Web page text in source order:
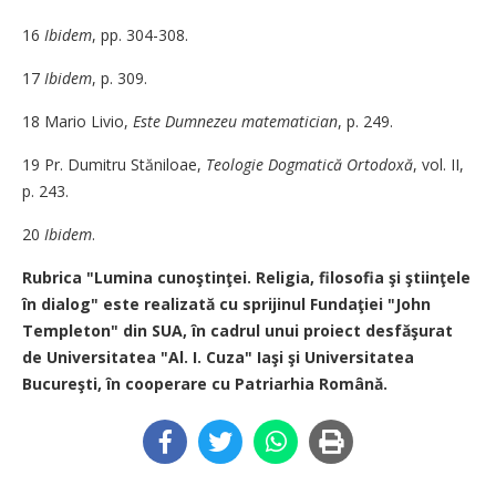
16 Ibidem, pp. 304-308.
17 Ibidem, p. 309.
18 Mario Livio, Este Dumnezeu matematician, p. 249.
19 Pr. Dumitru Stăniloae, Teologie Dogmatică Ortodoxă, vol. II,
p. 243.
20 Ibidem.
Rubrica "Lumina cunoştinţei. Religia, filosofia şi ştiinţele
în dialog" este realizată cu sprijinul Fundaţiei "John
Templeton" din SUA, în cadrul unui proiect desfăşurat
de Universitatea "Al. I. Cuza" Iaşi şi Universitatea
Bucureşti, în cooperare cu Patriarhia Română.